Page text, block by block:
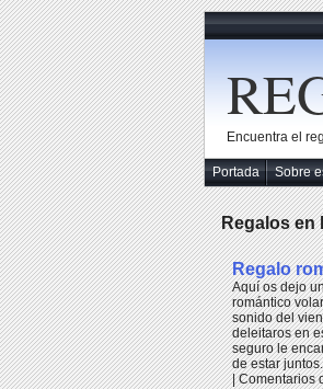
Encuentra el
Portada Sobre
Regalos en
Regalo
Aquí os dejo
romántico
sonido del
deleitaros en
seguro le
de estar
|Comentarios